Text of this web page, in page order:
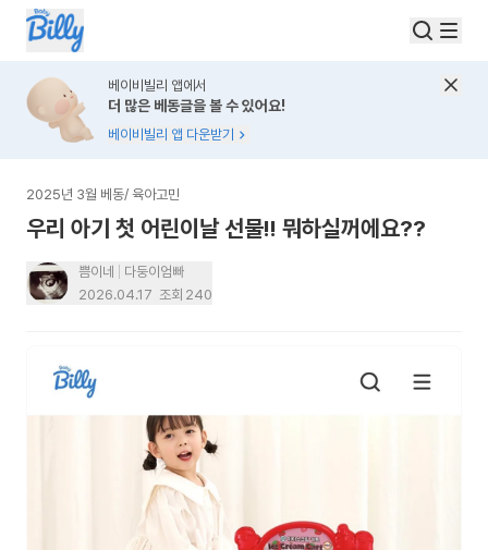
베이비빌리 앱에서
더 많은 베동글을 볼 수 있어요!
베이비빌리 앱 다운받기
2025년 3월 베동/ 육아고민
우리 아기 첫 어린이날 선물!! 뭐하실꺼에요??
쁨이네
다둥이엄빠
2026.04.17 조회 240